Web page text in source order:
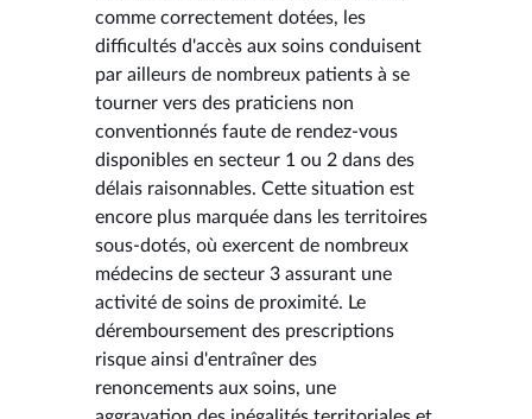
comme correctement dotées, les
difficultés d'accès aux soins conduisent
par ailleurs de nombreux patients à se
tourner vers des praticiens non
conventionnés faute de rendez-vous
disponibles en secteur 1 ou 2 dans des
délais raisonnables. Cette situation est
encore plus marquée dans les territoires
sous-dotés, où exercent de nombreux
médecins de secteur 3 assurant une
activité de soins de proximité. Le
déremboursement des prescriptions
risque ainsi d'entraîner des
renoncements aux soins, une